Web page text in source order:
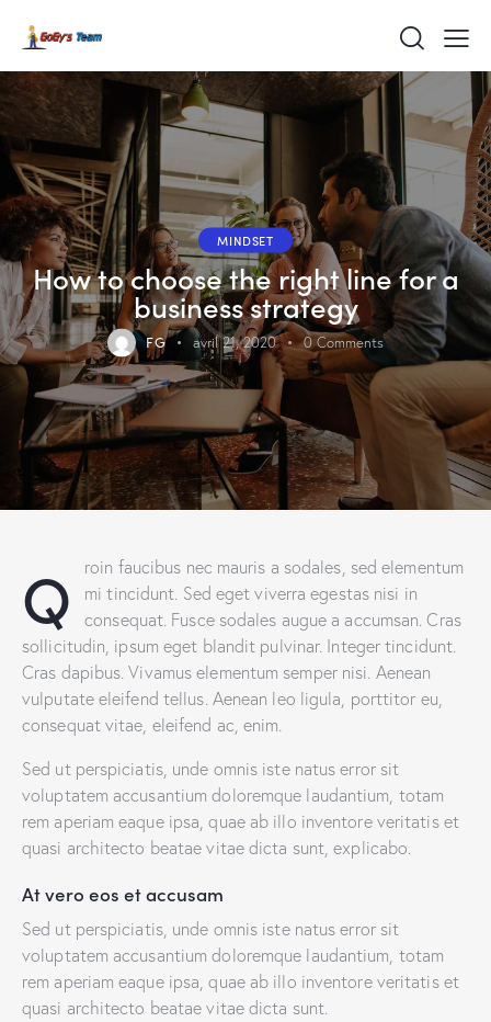
MINDSET
How to choose the right line for a
business strategy
FG avril 21, 2020 0 Comments
Q
roin faucibus nec mauris a sodales, sed elementum
mi tincidunt. Sed eget viverra egestas nisi in
consequat. Fusce sodales augue a accumsan. Cras
sollicitudin, ipsum eget blandit pulvinar. Integer tincidunt.
Cras dapibus. Vivamus elementum semper nisi. Aenean
vulputate eleifend tellus. Aenean leo ligula, porttitor eu,
consequat vitae, eleifend ac, enim.
Sed ut perspiciatis, unde omnis iste natus error sit
voluptatem accusantium doloremque laudantium, totam
rem aperiam eaque ipsa, quae ab illo inventore veritatis et
quasi architecto beatae vitae dicta sunt, explicabo.
At vero eos et accusam
Sed ut perspiciatis, unde omnis iste natus error sit
voluptatem accusantium doloremque laudantium, totam
rem aperiam eaque ipsa, quae ab illo inventore veritatis et
quasi architecto beatae vitae dicta sunt.